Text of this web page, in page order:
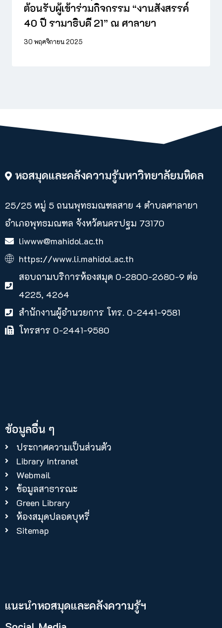
ต้อนรับผู้เข้าร่วมกิจกรรม “งานสังสรรค์
40 ปี รามาธิบดี 21” ณ ศาลายา
30 พฤศจิกายน 2025
หอสมุดและคลังความรู้มหาวิทยาลัยมหิดล
25/25 หมู่ 5 ถนนพุทธมณฑลสาย 4 ตำบลศาลายา​
อำเภอพุทธมณฑล จังหวัดนครปฐม 73170
liwww@mahidol.ac.th
https://www.li.mahidol.ac.th
สอบถามบริการห้องสมุด 0-2800-2680-9 ต่อ
4225, 4264
สำนักงานผู้อำนวยการ โทร. 0-2441-9581
โทรสาร 0-2441-9580
ข้อมูลอื่น ๆ
ประกาศความเป็นส่วนตัว
Library Intranet
Webmail
ข้อมูลสาธารณะ
Green Library
ห้องสมุดปลอดบุหรี่
Sitemap
แนะนำหอสมุดและคลังความรู้ฯ​